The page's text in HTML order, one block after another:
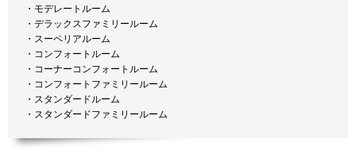
・モデレートルーム
・デラックスファミリールーム
・スーペリアルーム
・コンフォートルーム
・コーナーコンフォートルーム
・コンフォートファミリールーム
・スタンダードルーム
・スタンダードファミリールーム